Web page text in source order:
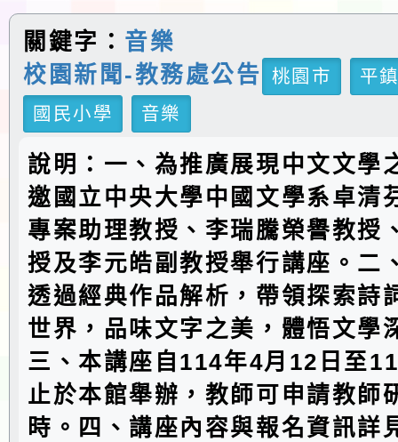
關鍵字： 音樂
校園新聞-教務處公告
桃園市
平
國民小學
音樂
說明：一、為推廣展現中文文學
邀國立中央大學中國文學系卓清
專案助理教授、李瑞騰榮譽教授
授及李元皓副教授舉行講座。二
透過經典作品解析，帶領探索詩
世界，品味文字之美，體悟文學
三、本講座自114年4月12日至
止於本館舉辦，教師可申請教師
時。四、講座內容與報名資訊詳